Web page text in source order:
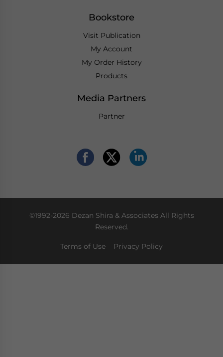
Bookstore
Visit Publication
My Account
My Order History
Products
Media Partners
Partner
©1992-2026 Dezan Shira & Associates All Rights
Reserved.
Terms of Use Privacy Policy